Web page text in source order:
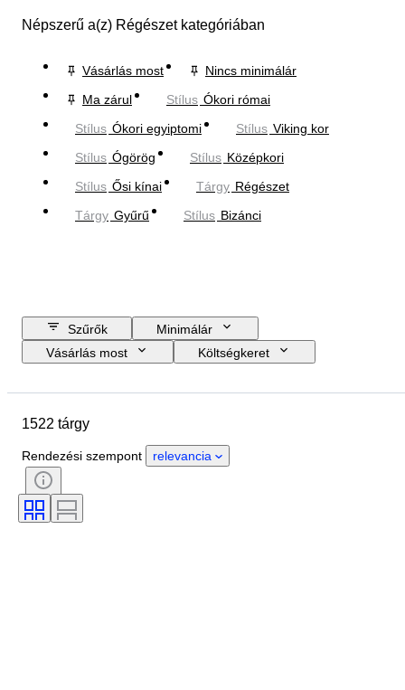
Népszerű a(z) Régészet kategóriában
Vásárlás most
Nincs minimálár
Ma zárul
Stílus Ókori római
Stílus Ókori egyiptomi Stílus Viking kor
Stílus Ógörög Stílus Középkori
Stílus Ősi kínai Tárgy Régészet
Tárgy Gyűrű Stílus Bizánci
Szűrők
Minimálár
Vásárlás most
Költségkeret
Country of origin
Állapot
Kő
Tanúsítvány
Stílus
Pénznem
1522 tárgy
Rendezési szempont relevancia